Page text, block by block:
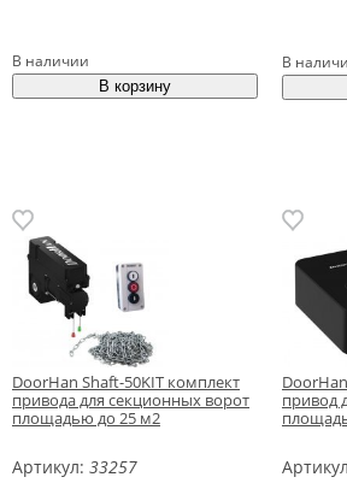
В наличии В
DoorHan Shaft-50KIT комплект
привода для секционных ворот
площадью до 25 м2
Артикул: 33257
привод